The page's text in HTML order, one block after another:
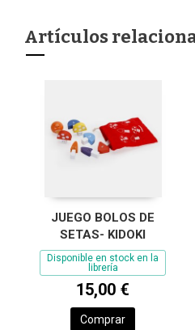
Artículos
JUEGO BOLOS DE
SETAS- KIDOKI
Disponible en stock en la
librería
15,00 €
Comprar